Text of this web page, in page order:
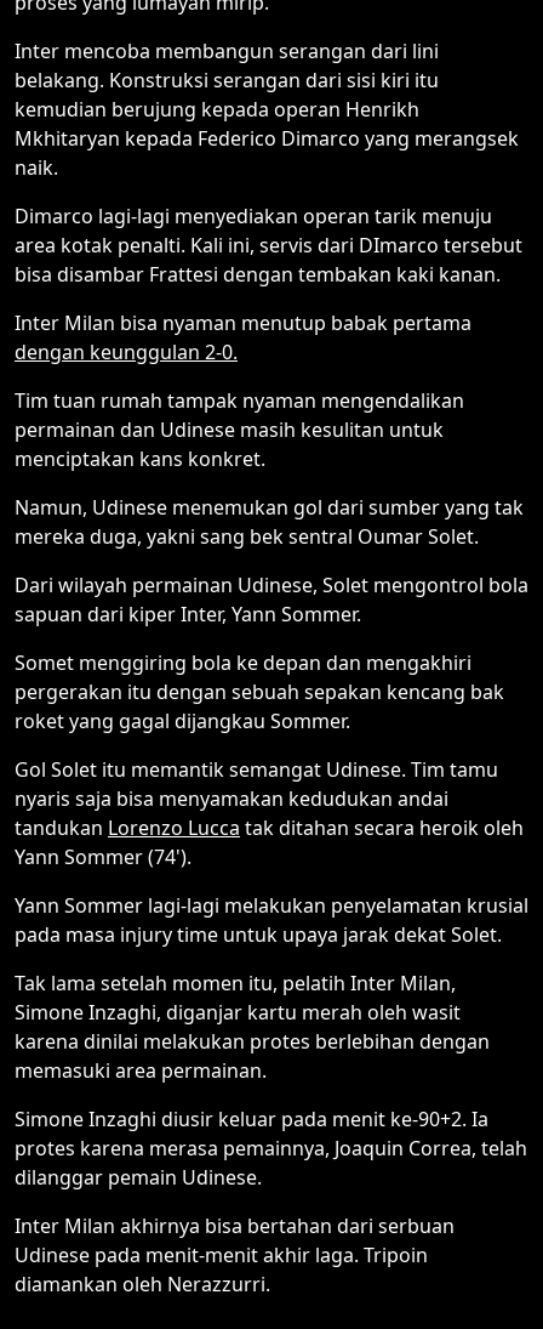
Inter mencoba membangun serangan dari lini
belakang. Konstruksi serangan dari sisi kiri itu
kemudian berujung kepada operan Henrikh
Mkhitaryan kepada Federico Dimarco yang merangsek
naik.
Dimarco lagi-lagi menyediakan operan tarik menuju
area kotak penalti. Kali ini, servis dari DImarco tersebut
bisa disambar Frattesi dengan tembakan kaki kanan.
Inter Milan bisa nyaman menutup babak pertama
dengan keunggulan 2-0.
Tim tuan rumah tampak nyaman mengendalikan
permainan dan Udinese masih kesulitan untuk
menciptakan kans konkret.
Namun, Udinese menemukan gol dari sumber yang tak
mereka duga, yakni sang bek sentral Oumar Solet.
Dari wilayah permainan Udinese, Solet mengontrol bola
sapuan dari kiper Inter, Yann Sommer.
Somet menggiring bola ke depan dan mengakhiri
pergerakan itu dengan sebuah sepakan kencang bak
roket yang gagal dijangkau Sommer.
Gol Solet itu memantik semangat Udinese. Tim tamu
nyaris saja bisa menyamakan kedudukan andai
tandukan Lorenzo Lucca tak ditahan secara heroik oleh
Yann Sommer (74').
Yann Sommer lagi-lagi melakukan penyelamatan krusial
pada masa injury time untuk upaya jarak dekat Solet.
Tak lama setelah momen itu, pelatih Inter Milan,
Simone Inzaghi, diganjar kartu merah oleh wasit
karena dinilai melakukan protes berlebihan dengan
memasuki area permainan.
Simone Inzaghi diusir keluar pada menit ke-90+2. Ia
protes karena merasa pemainnya, Joaquin Correa, telah
dilanggar pemain Udinese.
Inter Milan akhirnya bisa bertahan dari serbuan
Udinese pada menit-menit akhir laga. Tripoin
diamankan oleh Nerazzurri.